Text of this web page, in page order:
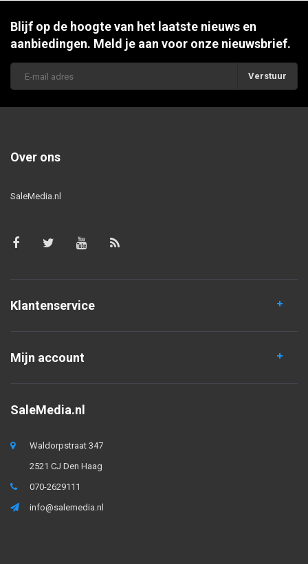
Blijf op de hoogte van het laatste nieuws en
aanbiedingen. Meld je aan voor onze nieuwsbrief.
Verstuur
Over ons
SaleMedia.nl
Klantenservice
Mijn account
SaleMedia.nl
Waldorpstraat 347
2521 CJ Den Haag
070-2629111
info@salemedia.nl